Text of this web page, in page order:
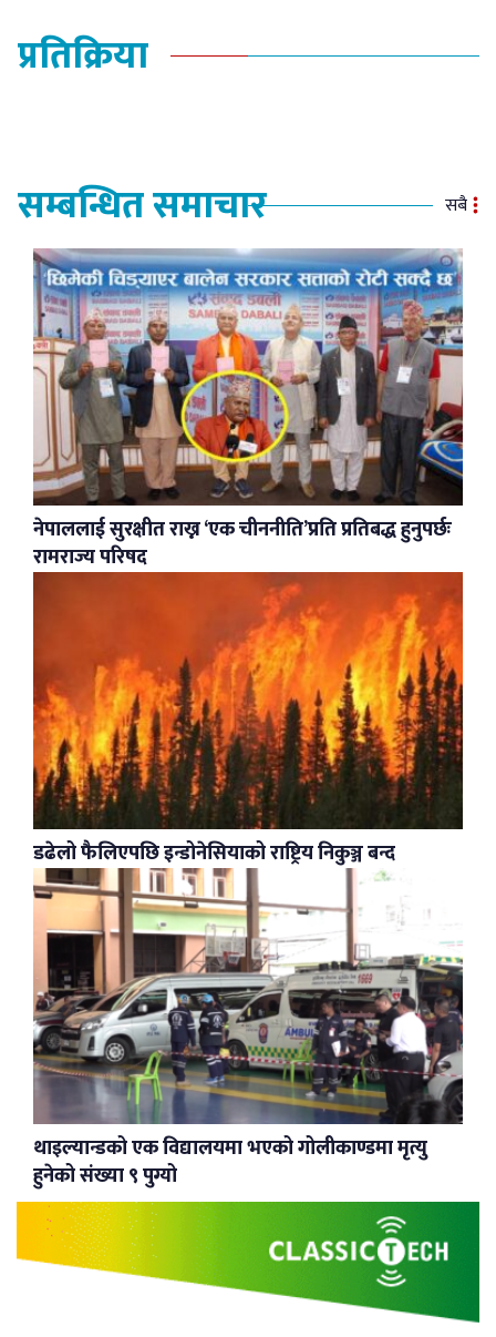
प्रतिक्रिया
सम्बन्धित समाचार सबै
नेपाललाई सुरक्षीत राख्न ‘एक चीननीति’प्रति प्रतिबद्ध हुनुपर्छः
रामराज्य परिषद
डढेलो फैलिएपछि इन्डोनेसियाको राष्ट्रिय निकुञ्ज बन्द
थाइल्यान्डको एक विद्यालयमा भएको गोलीकाण्डमा मृत्यु
हुनेको संख्या ९ पुग्यो